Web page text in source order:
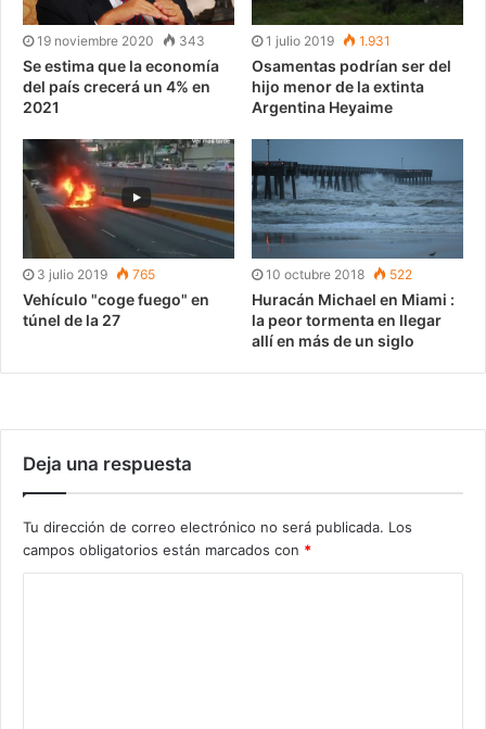
19 noviembre 2020 343
Se estima que la economía
del país crecerá un 4% en
2021
1 julio 2019 1.931
Osamentas podrían ser del
hijo menor de la extinta
Argentina Heyaime
3 julio 2019 765
Vehículo "coge fuego" en
túnel de la 27
10 octubre 2018 522
Huracán Michael en Miami :
la peor tormenta en llegar
allí en más de un siglo
Deja una respuesta
Tu dirección de correo electrónico no será publicada. Los
campos obligatorios están marcados con *